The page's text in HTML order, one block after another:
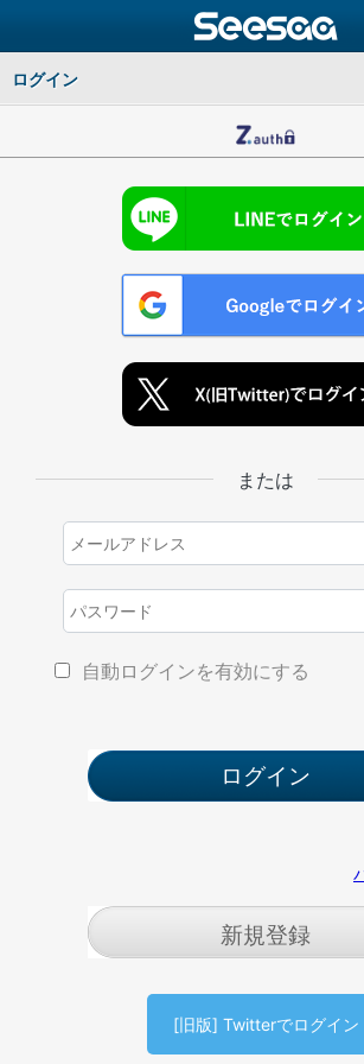
ログイン
または
自動ログインを有効にする
新規登録
[旧版] Twitterでログイン